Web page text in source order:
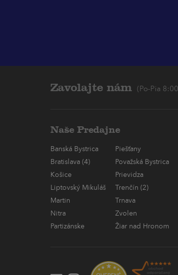
Zavolajte nám (Po-Pia
Naše Predajne
Banská Bystrica
Piešťany
Bratislava (4)
Považská Bystrica
Košice
Prievidza
Liptovský Mikuláš
Trenčín (2)
Martin
Trnava
Nitra
Zvolen
Partizánske
Žiar nad Hronom